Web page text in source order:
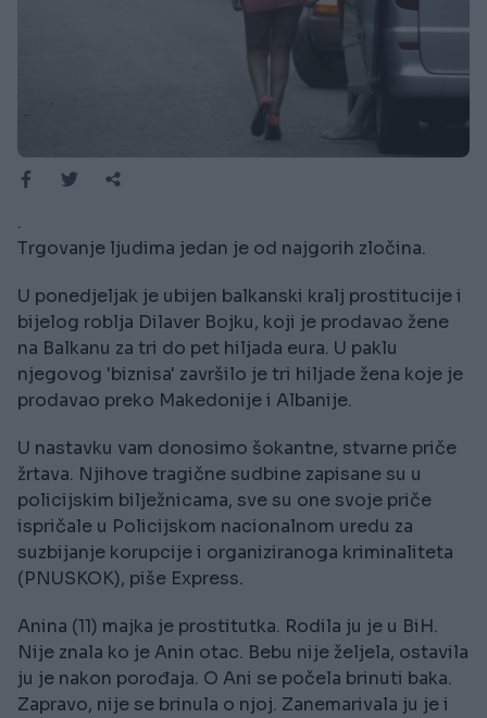
.
Trgovanje ljudima jedan je od najgorih zločina.
U ponedjeljak je ubijen balkanski kralj prostitucije i
bijelog roblja Dilaver Bojku, koji je prodavao žene
na Balkanu za tri do pet hiljada eura. U paklu
njegovog 'biznisa' završilo je tri hiljade žena koje je
prodavao preko Makedonije i Albanije.
U nastavku vam donosimo šokantne, stvarne priče
žrtava. Njihove tragične sudbine zapisane su u
policijskim bilježnicama, sve su one svoje priče
ispričale u Policijskom nacionalnom uredu za
suzbijanje korupcije i organiziranoga kriminaliteta
(PNUSKOK), piše Express.
Anina (11) majka je prostitutka. Rodila ju je u BiH.
Nije znala ko je Anin otac. Bebu nije željela, ostavila
ju je nakon porođaja. O Ani se počela brinuti baka.
Zapravo, nije se brinula o njoj. Zanemarivala ju je i